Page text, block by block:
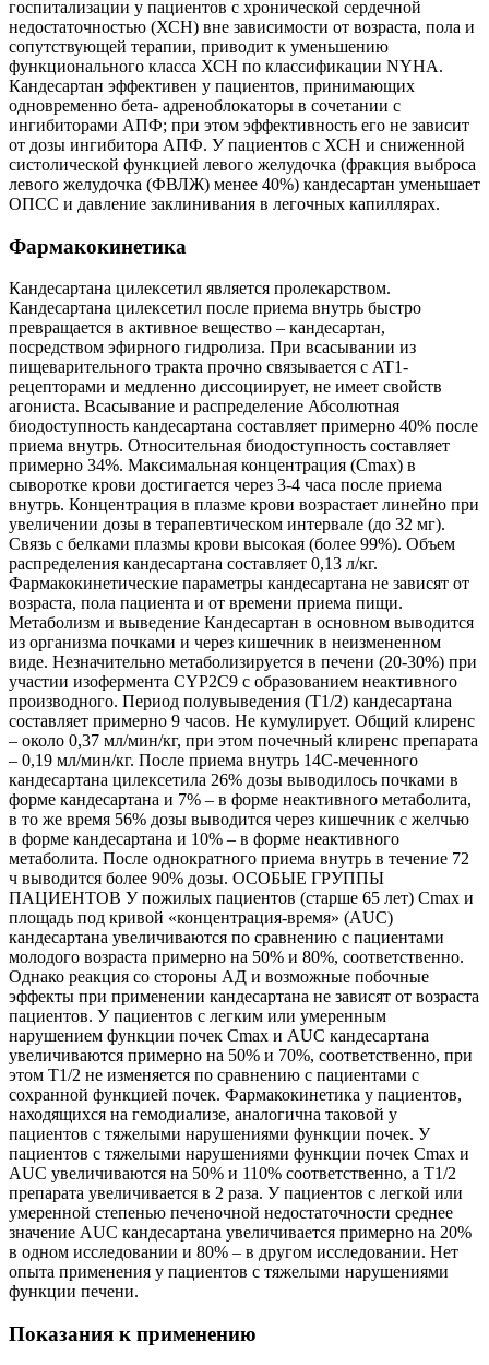
госпитализации у пациентов с хронической сердечной
недостаточностью (ХСН) вне зависимости от возраста, пола и
сопутствующей терапии, приводит к уменьшению
функционального класса ХСН по классификации NYHA.
Кандесартан эффективен у пациентов, принимающих
одновременно бета- адреноблокаторы в сочетании с
ингибиторами АПФ; при этом эффективность его не зависит
от дозы ингибитора АПФ. У пациентов с ХСН и сниженной
систолической функцией левого желудочка (фракция выброса
левого желудочка (ФВЛЖ) менее 40%) кандесартан уменьшает
ОПСС и давление заклинивания в легочных капиллярах.
Фармакокинетика
Кандесартана цилексетил является пролекарством.
Кандесартана цилексетил после приема внутрь быстро
превращается в активное вещество – кандесартан,
посредством эфирного гидролиза. При всасывании из
пищеварительного тракта прочно связывается с AT1-
рецепторами и медленно диссоциирует, не имеет свойств
агониста. Всасывание и распределение Абсолютная
биодоступность кандесартана составляет примерно 40% после
приема внутрь. Относительная биодоступность составляет
примерно 34%. Максимальная концентрация (Сmax) в
сыворотке крови достигается через 3-4 часа после приема
внутрь. Концентрация в плазме крови возрастает линейно при
увеличении дозы в терапевтическом интервале (до 32 мг).
Связь с белками плазмы крови высокая (более 99%). Объем
распределения кандесартана составляет 0,13 л/кг.
Фармакокинетические параметры кандесартана не зависят от
возраста, пола пациента и от времени приема пищи.
Метаболизм и выведение Кандесартан в основном выводится
из организма почками и через кишечник в неизмененном
виде. Незначительно метаболизируется в печени (20-30%) при
участии изофермента CYP2C9 с образованием неактивного
производного. Период полувыведения (Т1/2) кандесартана
составляет примерно 9 часов. Не кумулирует. Общий клиренс
– около 0,37 мл/мин/кг, при этом почечный клиренс препарата
– 0,19 мл/мин/кг. После приема внутрь 14С-меченного
кандесартана цилексетила 26% дозы выводилось почками в
форме кандесартана и 7% – в форме неактивного метаболита,
в то же время 56% дозы выводится через кишечник с желчью
в форме кандесартана и 10% – в форме неактивного
метаболита. После однократного приема внутрь в течение 72
ч выводится более 90% дозы. ОСОБЫЕ ГРУППЫ
ПАЦИЕНТОВ У пожилых пациентов (старше 65 лет) Сmax и
площадь под кривой «концентрация-время» (AUC)
кандесартана увеличиваются по сравнению с пациентами
молодого возраста примерно на 50% и 80%, соответственно.
Однако реакция со стороны АД и возможные побочные
эффекты при применении кандесартана не зависят от возраста
пациентов. У пациентов с легким или умеренным
нарушением функции почек Cmax и AUC кандесартана
увеличиваются примерно на 50% и 70%, соответственно, при
этом Т1/2 не изменяется по сравнению с пациентами с
сохранной функцией почек. Фармакокинетика у пациентов,
находящихся на гемодиализе, аналогична таковой у
пациентов с тяжелыми нарушениями функции почек. У
пациентов с тяжелыми нарушениями функции почек Сmax и
AUC увеличиваются на 50% и 110% соответственно, а Т1/2
препарата увеличивается в 2 раза. У пациентов с легкой или
умеренной степенью печеночной недостаточности среднее
значение AUC кандесартана увеличивается примерно на 20%
в одном исследовании и 80% – в другом исследовании. Нет
опыта применения у пациентов с тяжелыми нарушениями
функции печени.
Показания к применению